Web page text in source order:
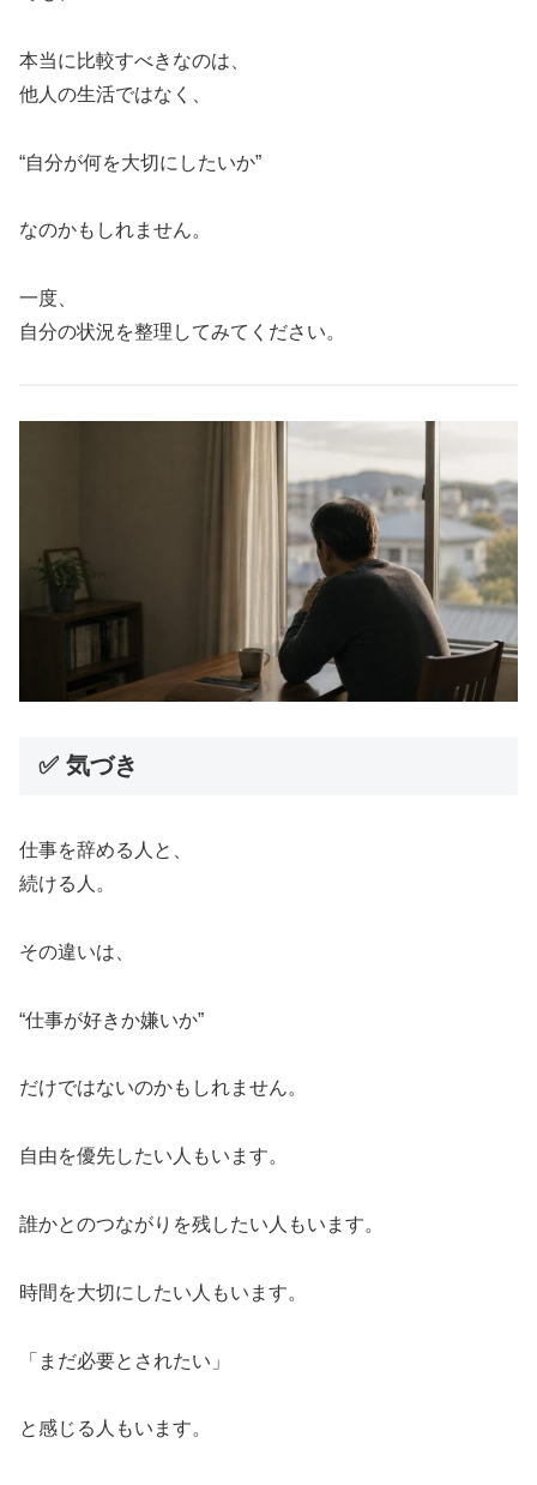
本当に比較すべきなのは、
他人の生活ではなく、
“自分が何を大切にしたいか”
なのかもしれません。
一度、
自分の状況を整理してみてください。
✅ 気づき
仕事を辞める人と、
続ける人。
その違いは、
“仕事が好きか嫌いか”
だけではないのかもしれません。
自由を優先したい人もいます。
誰かとのつながりを残したい人もいます。
時間を大切にしたい人もいます。
「まだ必要とされたい」
と感じる人もいます。